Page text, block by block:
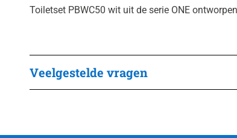
Toiletset PBWC50 wit uit de serie ONE
Veelgestelde vragen